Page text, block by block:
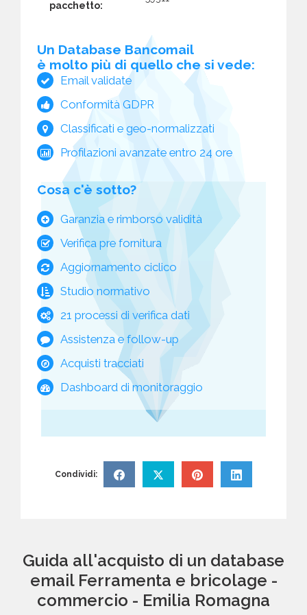
pacchetto:
Un Database Bancomail
è molto più di quello che si vede:
Email validate
Conformità GDPR
Classificati e geo-normalizzati
Profilazioni avanzate entro 24 ore
Cosa c'è sotto?
Garanzia e rimborso validità
Verifica pre fornitura
Aggiornamento ciclico
Studio normativo
21 processi di verifica dati
Assistenza e follow-up
Acquisti tracciati
Dashboard di monitoraggio
Condividi:
Guida all'acquisto di un database
email Ferramenta e bricolage -
commercio - Emilia Romagna